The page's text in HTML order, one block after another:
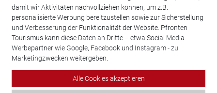
Nr. 43 Nördlich des Kurparks an der Vils - Satzung
Ansprechpartner
damit wir Aktivitäten nachvollziehen können, um z.B.
personalisierte Werbung bereitzustellen sowie zur Sicherstellung
und Verbesserung der Funktionalität der Website. Pfronten
Tourismus kann diese Daten an Dritte – etwa Social Media
Werbepartner wie Google, Facebook und Instagram - zu
Marketingzwecken weitergeben.
Alle Cookies akzeptieren